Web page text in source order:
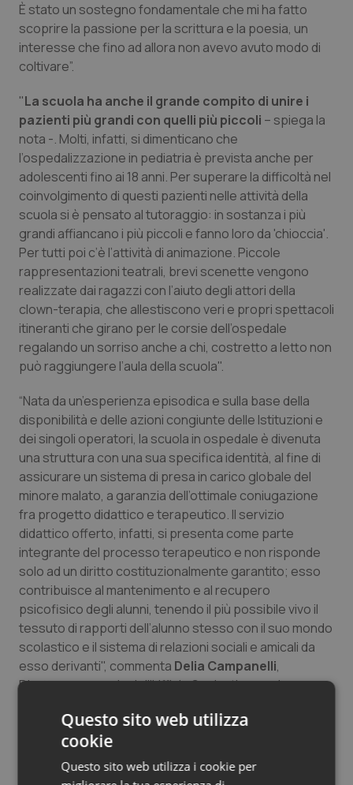
Ulcera & Reflusso
Vaccini
È stato un sostegno fondamentale che mi ha fatto
scoprire la passione per la scrittura e la poesia, un
interesse che fino ad allora non avevo avuto modo di
coltivare”.
"La scuola ha anche il grande compito di unire i
pazienti più grandi con quelli più piccoli – spiega la
nota -. Molti, infatti, si dimenticano che
l’ospedalizzazione in pediatria è prevista anche per
adolescenti fino ai 18 anni. Per superare la difficoltà nel
coinvolgimento di questi pazienti nelle attività della
scuola si è pensato al tutoraggio: in sostanza i più
grandi affiancano i più piccoli e fanno loro da 'chioccia'.
Per tutti poi c’è l’attività di animazione. Piccole
rappresentazioni teatrali, brevi scenette vengono
realizzate dai ragazzi con l’aiuto degli attori della
clown-terapia, che allestiscono veri e propri spettacoli
itineranti che girano per le corsie dell’ospedale
regalando un sorriso anche a chi, costretto a letto non
può raggiungere l’aula della scuola".
“Nata da un’esperienza episodica e sulla base della
disponibilità e delle azioni congiunte delle Istituzioni e
dei singoli operatori, la scuola in ospedale è divenuta
una struttura con una sua specifica identità, al fine di
assicurare un sistema di presa in carico globale del
minore malato, a garanzia dell’ottimale coniugazione
fra progetto didattico e terapeutico. Il servizio
didattico offerto, infatti, si presenta come parte
integrante del processo terapeutico e non risponde
solo ad un diritto costituzionalmente garantito; esso
contribuisce al mantenimento e al recupero
psicofisico degli alunni, tenendo il più possibile vivo il
tessuto di rapporti dell’alunno stesso con il suo mondo
scolastico e il sistema di relazioni sociali e amicali da
esso derivanti", commenta Delia Campanelli,
Direttore generale dell’Ufficio Scolastico per la
ospedale è diffusa in tutti gli ordini e gradi di scuola e
nei principali ospedali e reparti pediatrici”.
Il nostro obiettivo è intendere la cura e la presa in
Questo sito web utilizza
cookie
Questo sito web utilizza i cookie per